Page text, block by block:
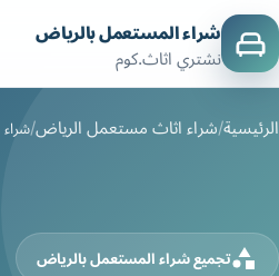
شراء المستعمل بالرياض
نشتري اثاث.كوم
الرئيسية شراء اثاث مستعمل الرياض
تجميع شراء المستعمل بالرياض